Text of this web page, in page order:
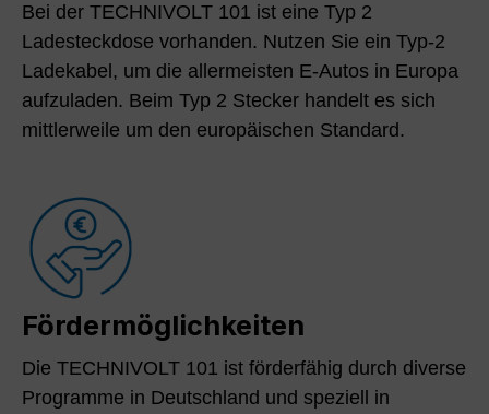
Bei der TECHNIVOLT 101 ist eine Typ 2
Ladesteckdose vorhanden. Nutzen Sie ein Typ-2
Ladekabel, um die allermeisten E-Autos in Europa
aufzuladen. Beim Typ 2 Stecker handelt es sich
mittlerweile um den europäischen Standard.
Fördermöglichkeiten
Die TECHNIVOLT 101 ist förderfähig durch diverse
Programme in Deutschland und speziell in